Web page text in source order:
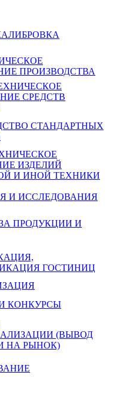
ПРОИЗВОДСТВА
СРЕДСТВ
СТАНДАРТНЫХ
ИЗДЕЛИЙ
И ИНОЙ ТЕХНИКИ
И ИССЛЕДОВАНИЯ
ПРОДУКЦИИ И
ГОСТИНИЦ
КОНКУРСЫ
(ВЫВОД
НА РЫНОК)